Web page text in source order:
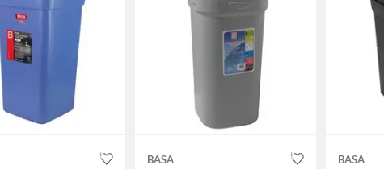
BASA BASA